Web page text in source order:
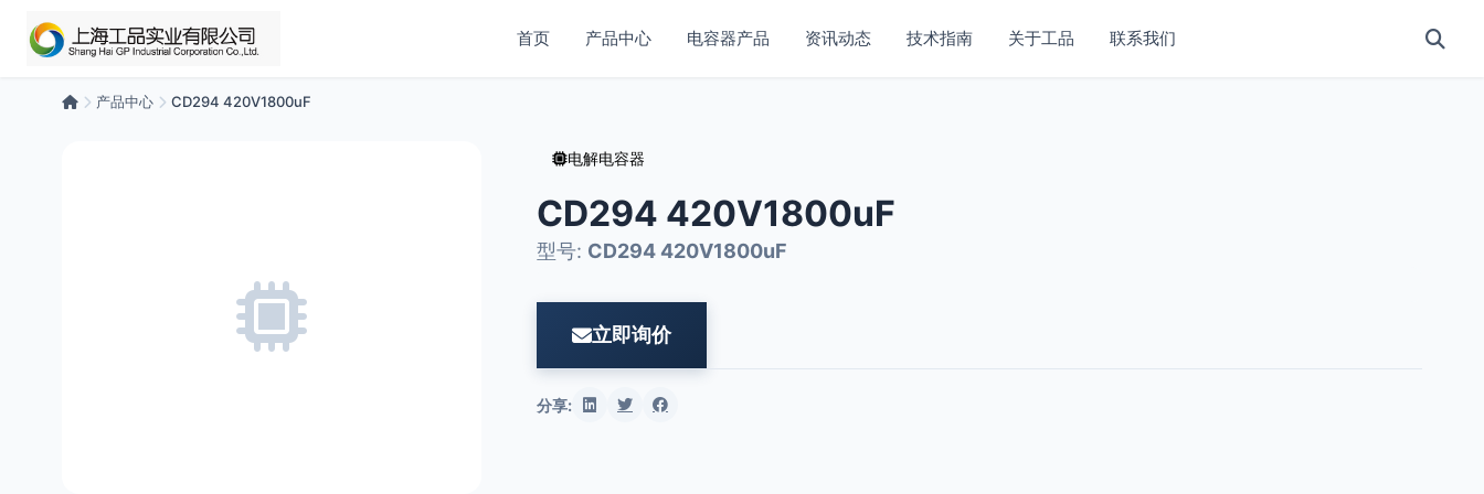
首页 产品中心 电容器产品 资讯动态 技术指南 关于工品 联系我们
产品中心 CD294 420V1800uF
电解电容器
CD294 420V1800uF
型号: CD294 420V1800uF
立即询价
分享: